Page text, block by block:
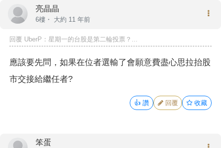
亮晶晶
6樓・ 大約 11 年前
回覆 UberP ：星期一的台股是第二輪投票？...
應該要先問，如果在位者選輸了會願意費盡心思拉抬股
市交接給繼任者?
👍 讚 回覆 收藏
笨蛋